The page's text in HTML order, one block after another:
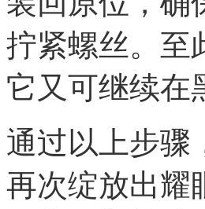
拧紧螺丝。至
它又可继续在
通过以上步骤
再次绽放出耀